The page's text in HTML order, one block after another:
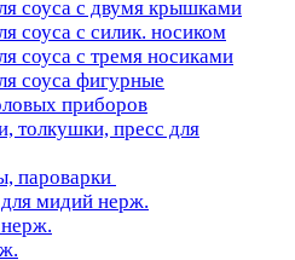
соуса с двумя крышками
соуса с силик. носиком
соуса с тремя носиками
соуса фигурные
приборов
толкушки, пресс для
пароварки
мидий нерж.